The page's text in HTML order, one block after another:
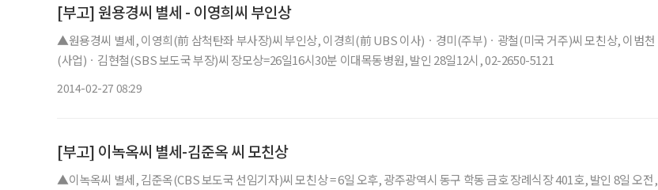
[부고] 원용경씨 별세 - 이영희씨 부인상
▲원용경씨 별세, 이영희(前 삼척탄좌 부사장)씨 부인상, 이경희(前 UBS 이사)ㆍ경미(주부)ㆍ광철(미국 거주)씨 모친상, 이범천
(사업)ㆍ김현철(SBS 보도국 부장)씨 장모상=26일16시30분 이대목동병원, 발인 28일12시, 02-2650-5121
2014-02-27 08:29
[부고] 이녹옥씨 별세-김준옥 씨 모친상
▲이녹옥씨 별세, 김준옥(CBS 보도국 선임기자)씨 모친상 = 6일 오후, 광주광역시 동구 학동 금호 장례식장 401호, 발인 8일 오전,